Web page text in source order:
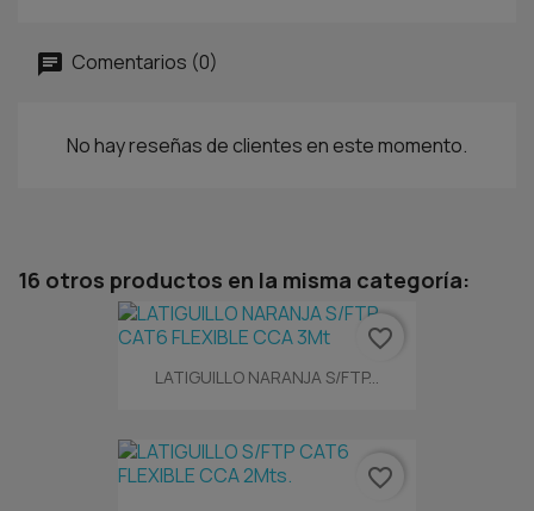
Comentarios (0)
No hay reseñas de clientes en este momento.
16 otros productos en la misma categoría:
LATIGUILLO NARANJA S/FTP...
favorite_border
favorite_border